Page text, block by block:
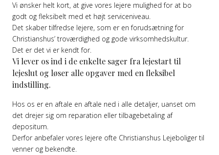
Vi ønsker helt kort, at give vores lejere mulighed for at bo
godt og fleksibelt med et højt serviceniveau.
Det skaber tilfredse lejere, som er en forudsætning for
Christianshus’ troværdighed og gode virksomhedskultur.
Det er det vi er kendt for.
Vi lever os ind i de enkelte sager fra lejestart til
lejeslut og løser alle opgaver med en fleksibel
indstilling.
Hos os er en aftale en aftale ned i alle detaljer, uanset om
det drejer sig om reparation eller tilbagebetaling af
depositum.
Derfor anbefaler vores lejere ofte Christianshus Lejeboliger til
venner og bekendte.